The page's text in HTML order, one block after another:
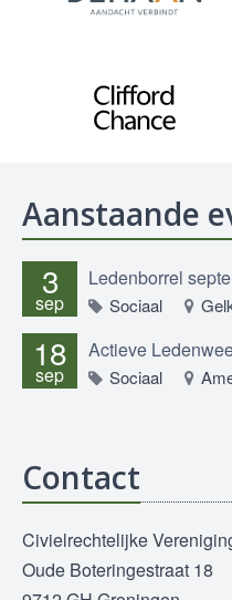
Aanstaande
3
sep
Ledenborrel
Sociaal
18
sep
Actieve
Sociaal
Contact
Civielrechtelijke
Oude Boteringestraat 18